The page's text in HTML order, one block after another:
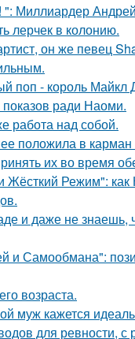
": Миллиардер
лерчек в колонию.
он же певец
поп - король Майкл
ради Наоми.
работа над собой.
положила в карман
их во время
Жёсткий Режим":
и даже не знаешь,
и Самообмана":
возраста.
муж кажется
для ревности, с